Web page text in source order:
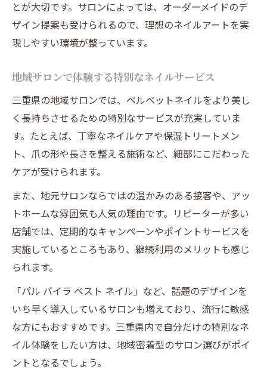
とが大切です。サロンによっては、オーダーメイドのデ
ザイン提案も受けられるので、理想のネイルアートを実
現しやすい環境が整っています。
地域サロンで体験する特別なネイルサービス
三重県の地域サロンでは、ベルベットネイルをより美し
く長持ちさせるための特別なサービスが充実していま
す。たとえば、丁寧なネイルケアや保湿トリートメン
ト、爪の形や長さを整える施術など、細部にこだわった
ケアが受けられます。
また、地元サロンならではの温かみのある接客や、アッ
トホームな雰囲気も人気の理由です。リピーターが多い
店舗では、定期的なキャンペーンやポイントサービスを
実施しているところもあり、継続利用のメリットも感じ
られます。
「パル バイラ ベスト ネイル」など、話題のデザインを
いち早く導入しているサロンも増えており、流行に敏感
な方にもおすすめです。三重県内で自分だけの特別なネ
イル体験をしたい方は、地域密着型のサロン選びがポイ
ントとなるでしょう。